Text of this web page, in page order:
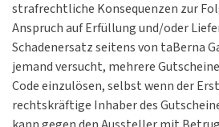
strafrechtliche Konsequenzen zur
Anspruch auf Erfüllung und/oder
Schadenersatz seitens von taBerna
jemand versucht, mehrere
Code einzulösen, selbst wenn der
rechtskräftige Inhaber des